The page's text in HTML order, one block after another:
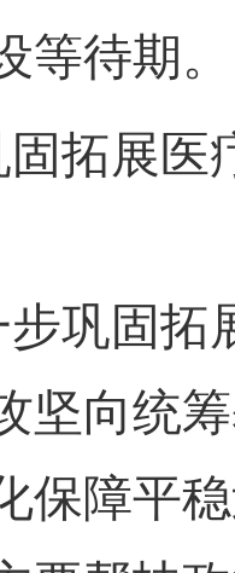
等待期。
拓展医
巩固拓
坚向统
保障平